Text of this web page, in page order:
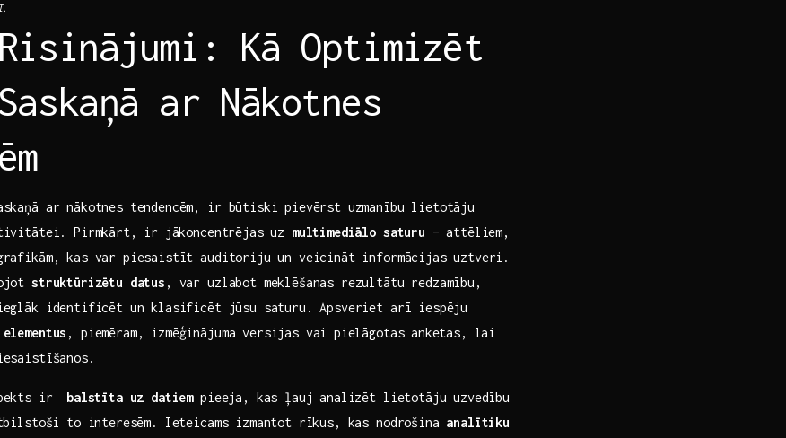
Kā Optimizēt
ar Nākotnes
ar nākotnes tendencēm, ir būtiski pievērst uzmanību lietotāju
Pirmkārt,⁢ ir jākoncentrējas uz multimediālo ‍saturu – attēliem,
kas var piesaistīt auditoriju un veicināt informācijas uztveri.
struktūrizētu datus , var uzlabot meklēšanas rezultātu redzamību,
identificēt un klasificēt jūsu saturu. Apsveriet arī iespēju
,​ piemēram, izmēģinājuma versijas vai ⁤pielāgotas⁤ anketas, ‌lai
ir balstīta uz datiempieeja, kas ​ļauj analizēt lietotāju uzvedību
to interesēm. Ieteicams izmantot rīkus, ‍kas nodrošina analītiku